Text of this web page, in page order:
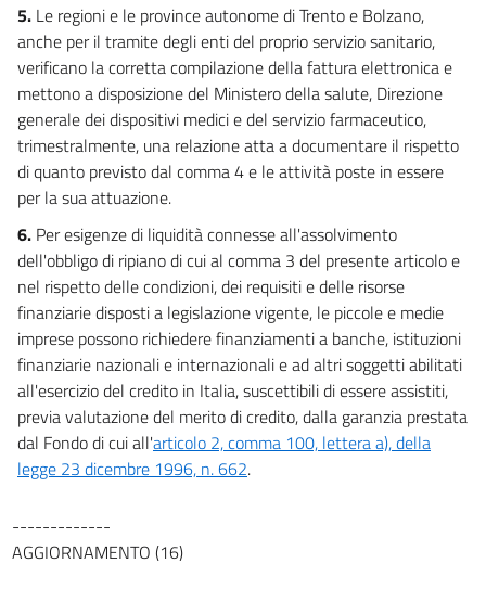
5. Le regioni e le province autonome di Trento e Bolzano,
anche per il tramite degli enti del proprio servizio sanitario,
verificano la corretta compilazione della fattura elettronica e
mettono a disposizione del Ministero della salute, Direzione
generale dei dispositivi medici e del servizio farmaceutico,
trimestralmente, una relazione atta a documentare il rispetto
di quanto previsto dal comma 4 e le attività poste in essere
per la sua attuazione.
6. Per esigenze di liquidità connesse all'assolvimento
dell'obbligo di ripiano di cui al comma 3 del presente articolo e
nel rispetto delle condizioni, dei requisiti e delle risorse
finanziarie disposti a legislazione vigente, le piccole e medie
imprese possono richiedere finanziamenti a banche, istituzioni
finanziarie nazionali e internazionali e ad altri soggetti abilitati
all'esercizio del credito in Italia, suscettibili di essere assistiti,
previa valutazione del merito di credito, dalla garanzia prestata
dal Fondo di cui all'articolo 2, comma 100, lettera a), della
legge 23 dicembre 1996, n. 662.
-------------
AGGIORNAMENTO (16)